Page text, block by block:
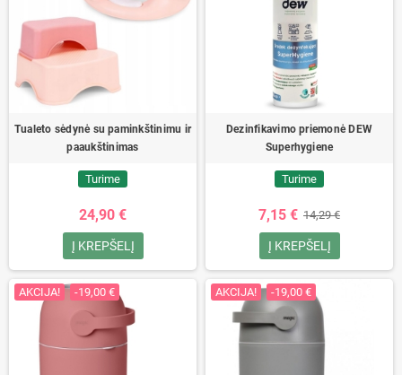
Tualeto sėdynė su paminkštinimu ir
paaukštinimas
Turime
24,90 €
Į KREPŠELĮ
Dezinfikavimo priemonė DEW
Superhygiene
Turime
7,15 € 14,29 €
Į KREPŠELĮ
AKCIJA! -19,00 € AKCIJA! -19,00 €